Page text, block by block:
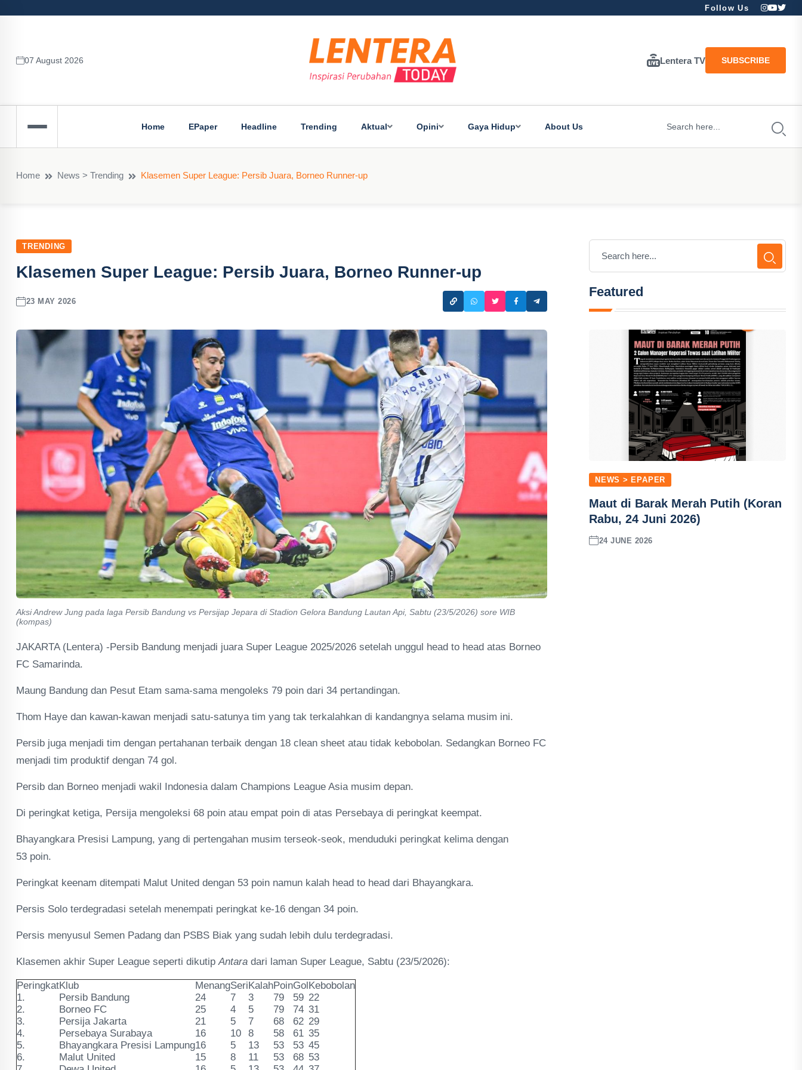
Follow Us
07 August 2026 Lentera TV SUBSCRIBE
Home EPaper Headline Trending Aktual Opini Gaya Hidup About Us
Home News > Trending Klasemen Super League: Persib Juara, Borneo Runner-up
TRENDING
Klasemen Super League: Persib Juara, Borneo Runner-up
23 MAY 2026
Aksi Andrew Jung pada laga Persib Bandung vs Persijap Jepara di Stadion Gelora Bandung Lautan Api, Sabtu (23/5/2026) sore WIB
(kompas)
JAKARTA (Lentera) -Persib Bandung menjadi juara Super League 2025/2026 setelah unggul head to head atas Borneo
FC Samarinda.
Maung Bandung dan Pesut Etam sama-sama mengoleks 79 poin dari 34 pertandingan.
Thom Haye dan kawan-kawan menjadi satu-satunya tim yang tak terkalahkan di kandangnya selama musim ini.
Persib juga menjadi tim dengan pertahanan terbaik dengan 18 clean sheet atau tidak kebobolan. Sedangkan Borneo FC
menjadi tim produktif dengan 74 gol.
Persib dan Borneo menjadi wakil Indonesia dalam Champions League Asia musim depan.
Di peringkat ketiga, Persija mengoleksi 68 poin atau empat poin di atas Persebaya di peringkat keempat.
Bhayangkara Presisi Lampung, yang di pertengahan musim terseok-seok, menduduki peringkat kelima dengan
53 poin.
Peringkat keenam ditempati Malut United dengan 53 poin namun kalah head to head dari Bhayangkara.
Persis Solo terdegradasi setelah menempati peringkat ke-16 dengan 34 poin.
Persis menyusul Semen Padang dan PSBS Biak yang sudah lebih dulu terdegradasi.
Klasemen akhir Super League seperti dikutipAntara dari laman Super League, Sabtu (23/5/2026):
PeringkatKlub MenangSeriKalahPoinGolKebobolan
1.
Persib Bandung 24 7 3 79 59 22
2.
Borneo FC 25 4 5 79 74 31
3.
Persija Jakarta 21 5 7 68 62 29
4.
Persebaya Surabaya 16 10 8 58 61 35
5.
Bhayangkara Presisi Lampung16 5 13 53 53 45
6.
Malut United 15 8 11 53 68 53
Featured
NEWS > EPAPER
Maut di Barak Merah Putih (Koran
Rabu, 24 Juni 2026)
24 JUNE 2026